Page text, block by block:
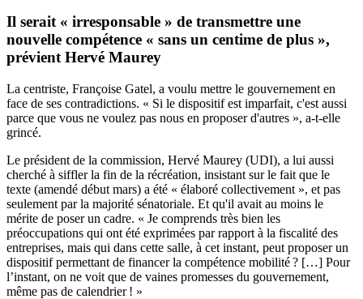
Il serait « irresponsable » de transmettre une
nouvelle compétence « sans un centime de plus »,
prévient Hervé Maurey
La centriste, Françoise Gatel, a voulu mettre le gouvernement en
face de ses contradictions. « Si le dispositif est imparfait, c'est aussi
parce que vous ne voulez pas nous en proposer d'autres », a-t-elle
grincé.
Le président de la commission, Hervé Maurey (UDI), a lui aussi
cherché à siffler la fin de la récréation, insistant sur le fait que le
texte (amendé début mars) a été « élaboré collectivement », et pas
seulement par la majorité sénatoriale. Et qu'il avait au moins le
mérite de poser un cadre. « Je comprends très bien les
préoccupations qui ont été exprimées par rapport à la fiscalité des
entreprises, mais qui dans cette salle, à cet instant, peut proposer un
dispositif permettant de financer la compétence mobilité ? […] Pour
l’instant, on ne voit que de vaines promesses du gouvernement,
même pas de calendrier ! »